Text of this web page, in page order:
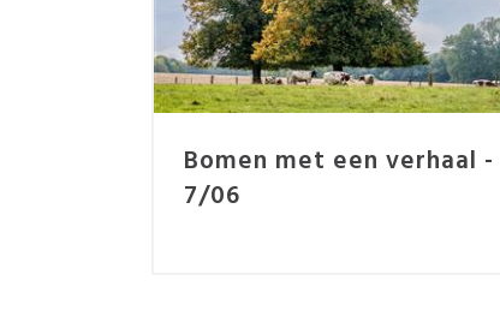
Bomen met een verhaal -
7/06